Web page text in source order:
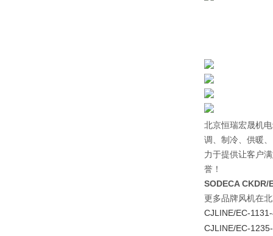
北京恒瑞宏晟机
调、制冷、供暖
力于提供让客户
誉！
SODECA CKDR/
更多品牌风机在
CJLINE/EC-
CJLINE/EC-